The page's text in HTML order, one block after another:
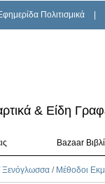
Πολιτισμικά
& Είδη
Bazaar
Ξενόγλωσσα / Μέθοδοι